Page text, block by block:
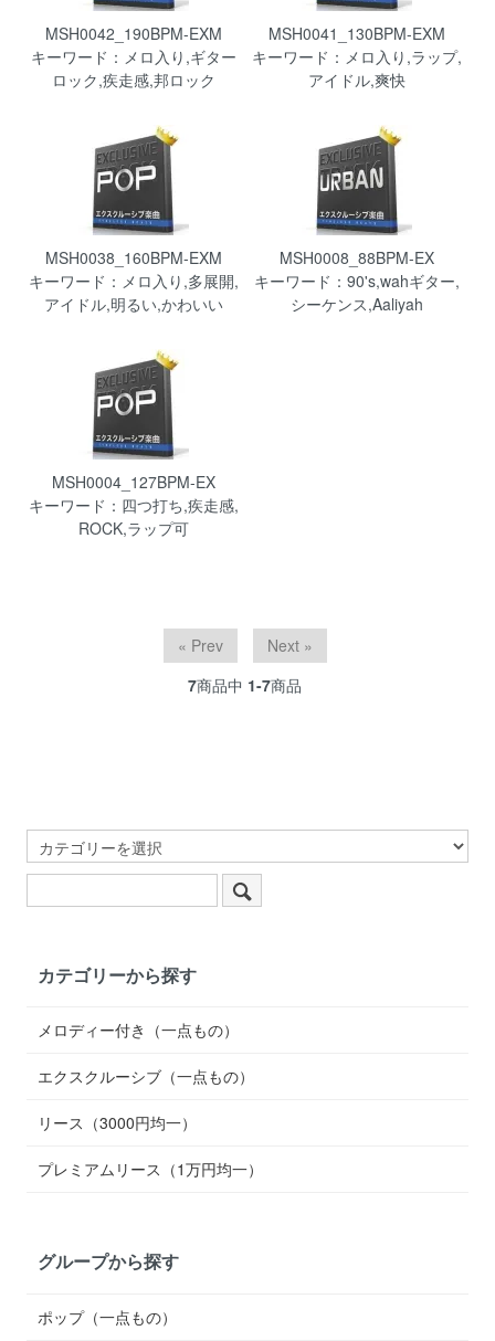
MSH0042_190BPM-EXM
キーワード：メロ入り,ギター
ロック,疾走感,邦ロック
MSH0041_130BPM-EXM
キーワード：メロ入り,ラップ,
アイドル,爽快
MSH0038_160BPM-EXM
キーワード：メロ入り,多展開,
アイドル,明るい,かわいい
MSH0008_88BPM-EX
キーワード：90's,wahギター,
シーケンス,Aaliyah
MSH0004_127BPM-EX
キーワード：四つ打ち,疾走感,
ROCK,ラップ可
« Prev
Next »
7商品中 1-7商品
カテゴリーから探す
メロディー付き（一点もの）
エクスクルーシブ（一点もの）
リース（3000円均一）
プレミアムリース（1万円均一）
グループから探す
ポップ（一点もの）